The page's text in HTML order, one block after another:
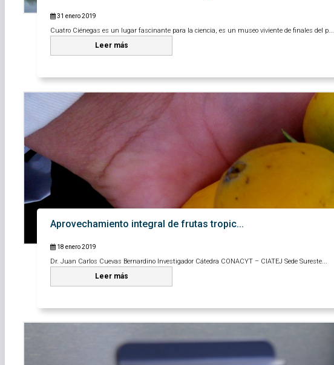
31 enero 2019
Cuatro Ciénegas es un lugar fascinante para la ciencia, es un museo viviente de finales del p...
Leer más
Aprovechamiento integral de frutas tropic...
18 enero 2019
Dr. Juan Carlos Cuevas Bernardino Investigador Cátedra CONACYT – CIATEJ Sede Sureste...
Leer más